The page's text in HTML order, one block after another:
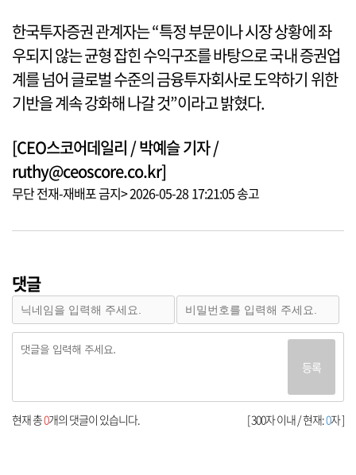
한국투자증권 관계자는 “특정 부문이나 시장 상황에 좌
우되지 않는 균형 잡힌 수익구조를 바탕으로 국내 증권업
계를 넘어 글로벌 수준의 금융투자회사로 도약하기 위한
기반을 계속 강화해 나갈 것”이라고 밝혔다.
[CEO스코어데일리 / 박예슬 기자 /
ruthy@ceoscore.co.kr]
무단 전재-재배포 금지> 2026-05-28 17:21:05 송고
댓글
등록
[ 300자 이내 / 현재:0자 ]
현재 총0개의 댓글이 있습니다.